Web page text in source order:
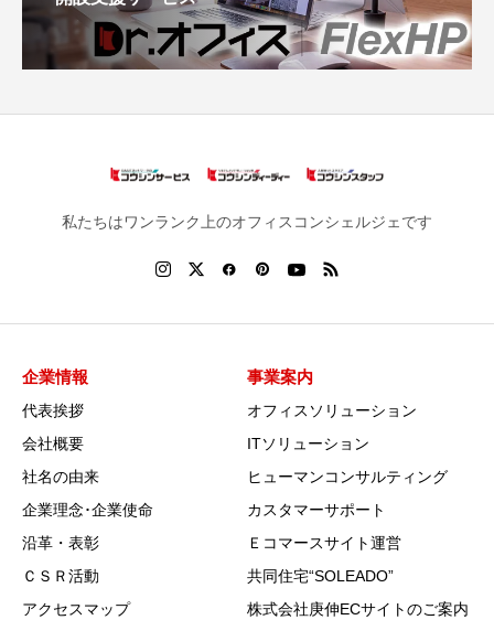
私たちはワンランク上のオフィスコンシェルジェです
企業情報
代表挨拶
会社概要
社名の由来
企業理念･企業使命
沿革・表彰
ＣＳＲ活動
アクセスマップ
事業案内
オフィスソリューション
ITソリューション
ヒューマンコンサルティング
カスタマーサポート
Ｅコマースサイト運営
共同住宅“SOLEADO”
株式会社庚伸ECサイトのご案内